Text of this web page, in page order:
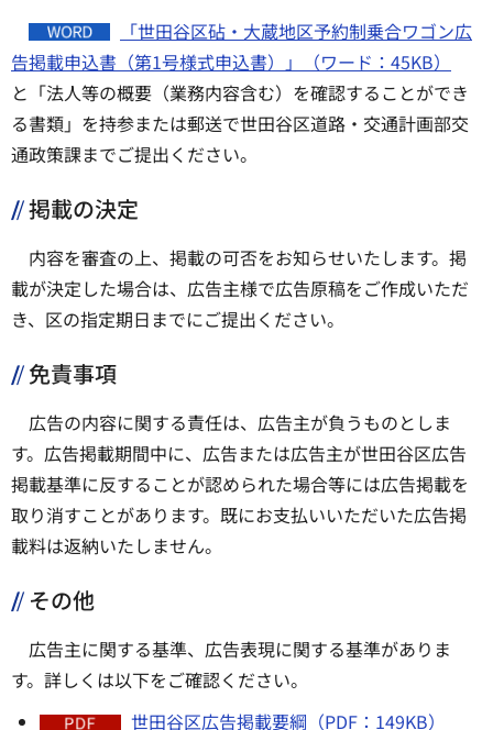
「世田谷区砧・大蔵地区予約制乗合ワゴン広
告掲載申込書（第1号様式申込書）」（ワード：45KB）
と「法人等の概要（業務内容含む）を確認することができ
る書類」を持参または郵送で世田谷区道路・交通計画部交
通政策課までご提出ください。
掲載の決定
内容を審査の上、掲載の可否をお知らせいたします。掲
載が決定した場合は、広告主様で広告原稿をご作成いただ
き、区の指定期日までにご提出ください。
免責事項
広告の内容に関する責任は、広告主が負うものとしま
す。広告掲載期間中に、広告または広告主が世田谷区広告
掲載基準に反することが認められた場合等には広告掲載を
取り消すことがあります。既にお支払いいただいた広告掲
載料は返納いたしません。
その他
広告主に関する基準、広告表現に関する基準がありま
す。詳しくは以下をご確認ください。
世田谷区広告掲載要綱（PDF：149KB）